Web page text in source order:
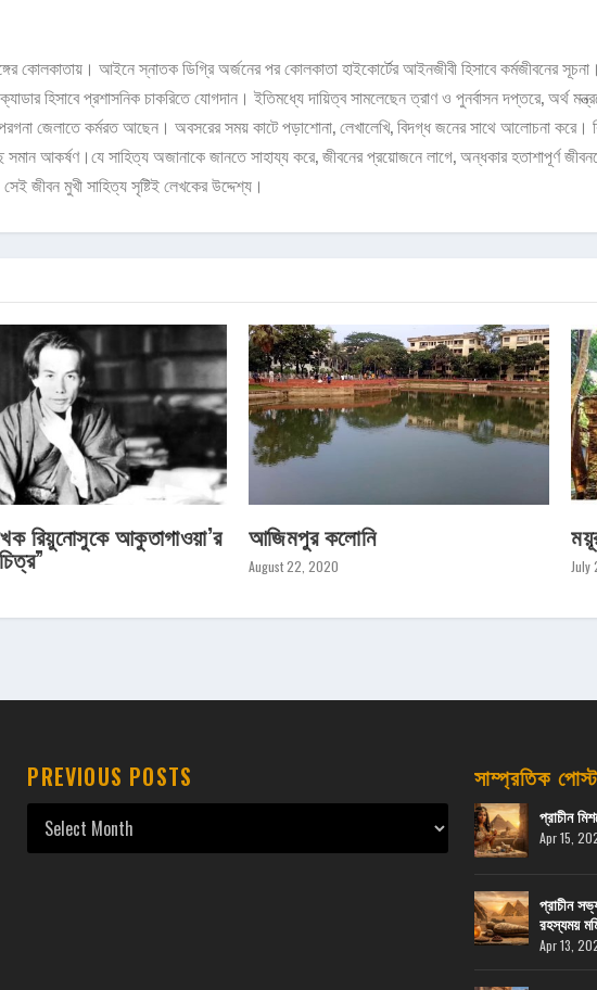
কোলকাতায়। আইনে স্নাতক ডিগ্রি অর্জনের পর কোলকাতা হাইকোর্টের আইনজীবী হিসাবে কর্মজীবনের
হিসাবে প্রশাসনিক চাকরিতে যোগদান। ইতিমধ্যে দায়িত্ব সামলেছেন ত্রাণ ও পুনর্বাসন দপ্তরে, অর্থ
পরগনা জেলাতে কর্মরত আছেন। অবসরের সময় কাটে পড়াশোনা, লেখালেখি, বিদগ্ধ জনের সাথে আলোচনা করে।
সমান আকর্ষণ।যে সাহিত্য অজানাকে জানতে সাহায্য করে, জীবনের প্রয়োজনে লাগে, অন্ধকার হতাশাপূর্ণ
জীবন মুখী সাহিত্য সৃষ্টিই লেখকের উদ্দেশ্য।
রিয়ুনোসুকে আকুতাগাওয়া’র আজিমপুর কলোনি
August 22, 2020 July
PREVIOUS POSTS সাম্প্রতিক
প্রাচীন
Apr 15,
প্রাচীন
রহস্যময়
Apr 13,